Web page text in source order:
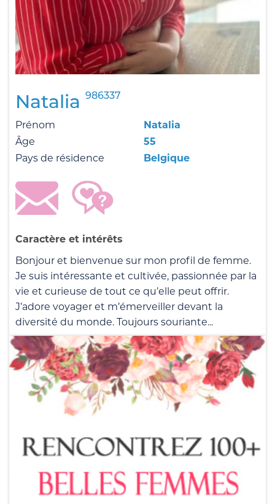
Natalia 986337
Prénom
Natalia
Âge
55
Pays de résidence
Belgique
Caractère et intérêts
Bonjour et bienvenue sur mon profil de femme.
Je suis intéressante et cultivée, passionnée par la
vie et curieuse de tout ce qu’elle peut offrir.
J’adore voyager et m’émerveiller devant la
diversité du monde. Toujours souriante...